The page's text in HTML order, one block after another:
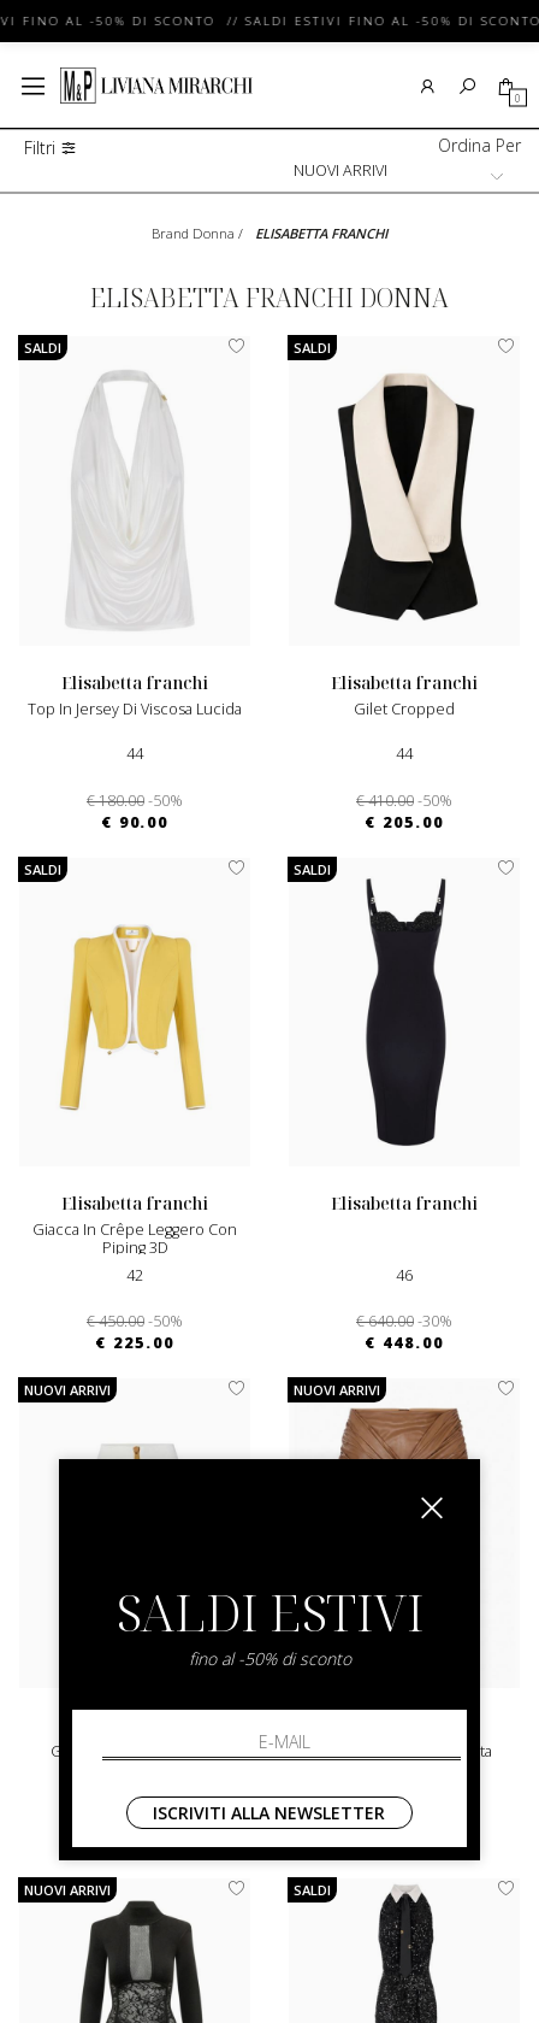
FINO AL -50% DI SCONTO // SALDI ESTIVI FINO AL -50% DI
0
Filtri Ordina Per
Brand Donna / ELISABETTA FRANCHI
ELISABETTA FRANCHI DONNA
SALDI
elisabetta franchi
Top In Jersey Di Viscosa Lucida
44
€ 180.00-50%
€ 90.00
SALDI
elisabetta franchi
Gilet Cropped
44
€ 410.00-50%
€ 205.00
SALDI
elisabetta franchi
Giacca In Crêpe Leggero Con
Piping 3D
42
€ 450.00-50%
€ 225.00
SALDI
elisabetta franchi
46
€ 640.00-30%
€ 448.00
NUOVI ARRIVI
40 42
€ 440.00
NUOVI ARRIVI
42 44
€ 260.00
NUOVI ARRIVI SALDI
SALDI ESTIVI
fino al -50% di sconto
ISCRIVITI ALLA NEWSLETTER